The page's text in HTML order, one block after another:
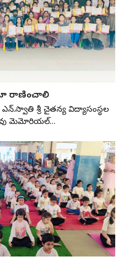
రాణించాలి
ఎన్‌.స్వాతి శ్రీ చైతన్య విద్యాసంస్థల
రావు మెమోరియల్‌…